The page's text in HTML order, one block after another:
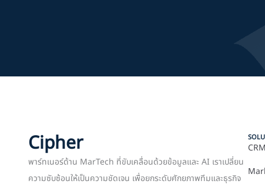
Cipher
พาร์ทเนอร์ด้าน MarTech ที่ขับเคลื่อนด้วยข้อมูลและ AI เราเปลี่ยน
ความซับซ้อนให้เป็นความชัดเจน เพื่อยกระดับศักยภาพทีมและธุรกิจ